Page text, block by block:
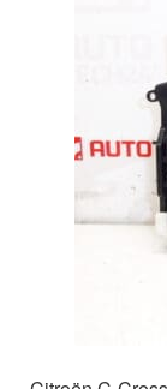
Levering
Min Konto
Om os